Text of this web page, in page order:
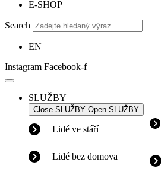
E-SHOP
Search
EN
Instagram Facebook-f
SLUŽBY
Close SLUŽBY Open SLUŽBY
Lidé ve stáří
Lidé bez domova